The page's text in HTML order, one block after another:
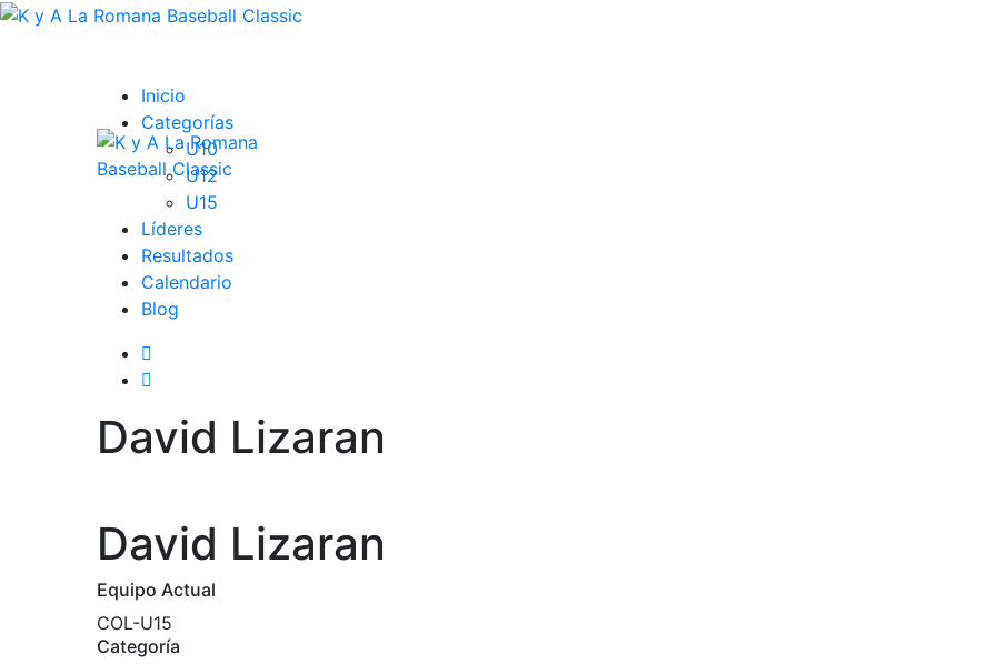
Inicio
Categorías
U10
U12
U15
Líderes
Resultados
Calendario
Blog
David Lizaran
David Lizaran
Equipo Actual
COL-U15
Categoría